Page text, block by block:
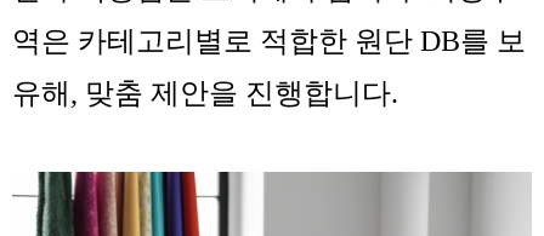
역은 카테고리별로 적합한 원단 DB를 보
유해, 맞춤 제안을 진행합니다.